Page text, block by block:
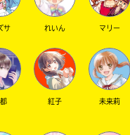
フィシャルアカウント
サ れいん マリー
紅子 未来莉